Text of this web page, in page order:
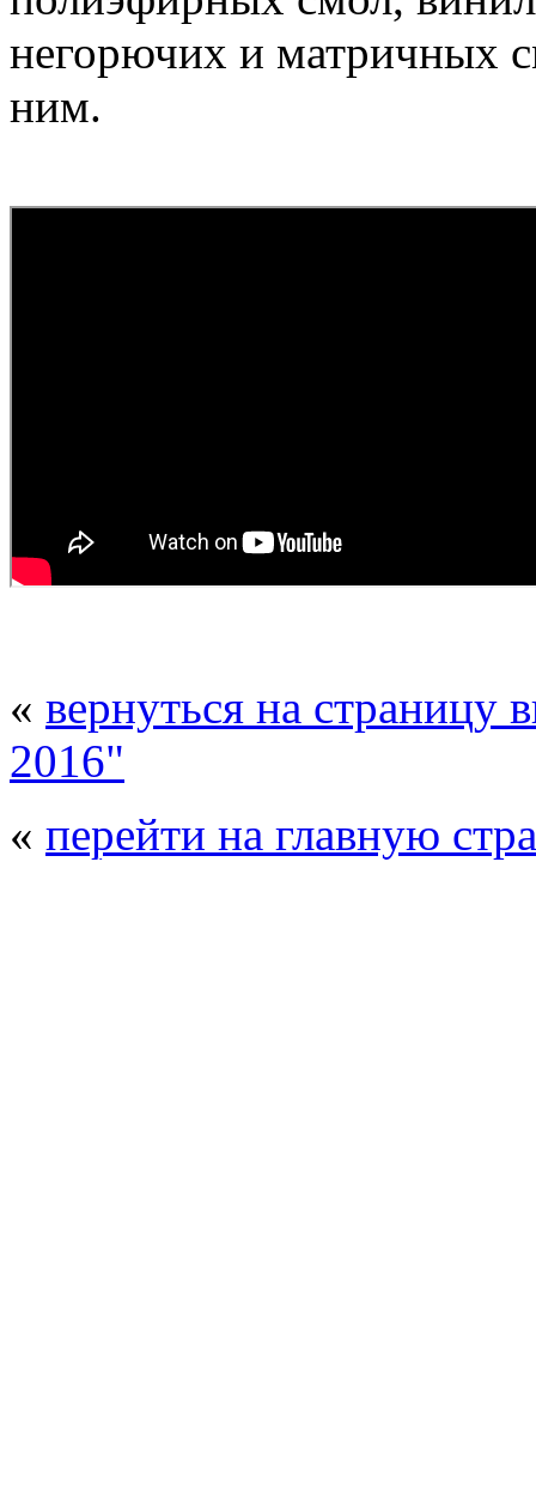
негорючих и матричных
ним.
« вернуться на страницу
2016"
« перейти на главную
© 2008 - 2026Композит-Экспо -